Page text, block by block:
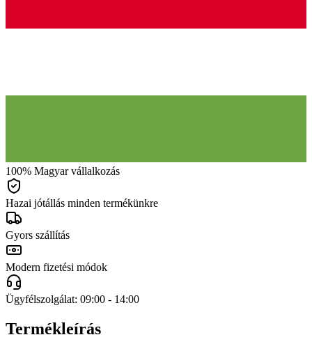
100% Magyar vállalkozás
Hazai jótállás minden termékünkre
Gyors szállítás
Modern fizetési módok
Ügyfélszolgálat: 09:00 - 14:00
Termékleírás